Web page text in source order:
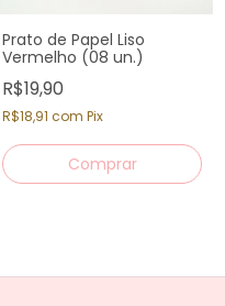
Prato de Papel Liso
Vermelho (08 un.)
R$19,90
R$18,91 com Pix